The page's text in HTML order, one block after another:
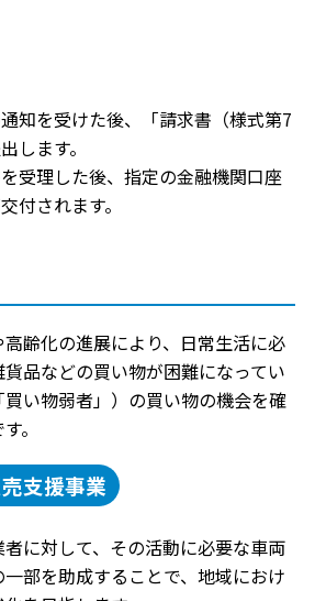
知を受けた後、「請求書（様式第7
します。
受理した後、指定の金融機関口座
付されます。
齢化の進展により、日常生活に必
品などの買い物が困難になってい
い物弱者」）の買い物の機会を確
。
支援事業
に対して、その活動に必要な車両
部を助成することで、地域におけ